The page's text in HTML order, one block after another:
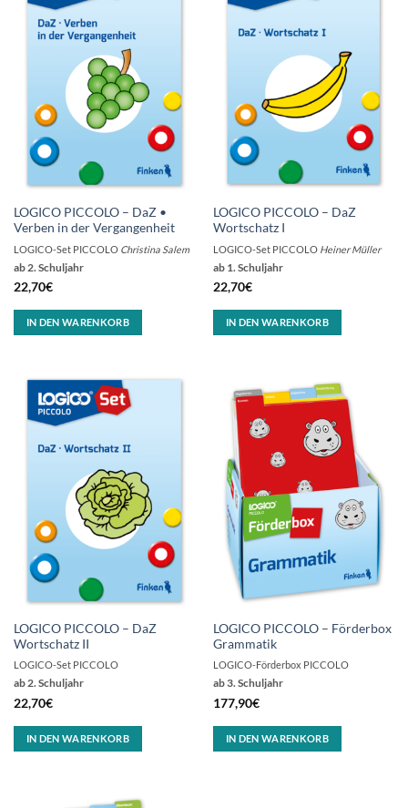
LOGICO PICCOLO – DaZ •
Verben in der Vergangenheit
ab 2. Schuljahr
22,70€
LOGICO-Set PICCOLO Christina Salem
IN DEN WARENKORB
LOGICO PICCOLO – DaZ
Wortschatz I
ab 1. Schuljahr
22,70€
LOGICO-Set PICCOLO Heiner Müller
IN DEN WARENKORB
LOGICO PICCOLO – DaZ
Wortschatz II
ab 2. Schuljahr
22,70€
LOGICO-Set PICCOLO
IN DEN WARENKORB
LOGICO PICCOLO – Förderbox
Grammatik
ab 3. Schuljahr
177,90€
LOGICO-Förderbox PICCOLO
IN DEN WARENKORB